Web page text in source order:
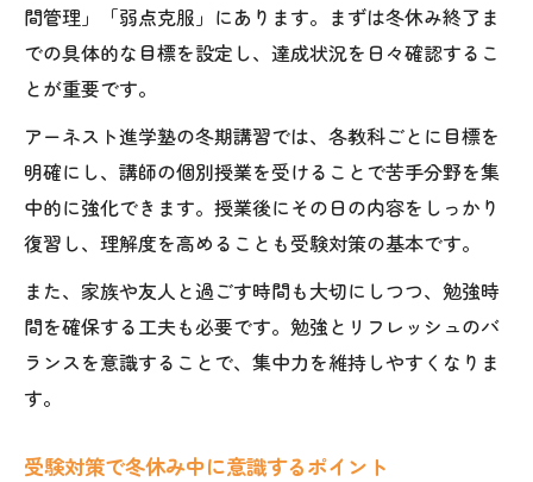
間管理」「弱点克服」にあります。まずは冬休み終了ま
での具体的な目標を設定し、達成状況を日々確認するこ
とが重要です。
アーネスト進学塾の冬期講習では、各教科ごとに目標を
明確にし、講師の個別授業を受けることで苦手分野を集
中的に強化できます。授業後にその日の内容をしっかり
復習し、理解度を高めることも受験対策の基本です。
また、家族や友人と過ごす時間も大切にしつつ、勉強時
間を確保する工夫も必要です。勉強とリフレッシュのバ
ランスを意識することで、集中力を維持しやすくなりま
す。
受験対策で冬休み中に意識するポイント